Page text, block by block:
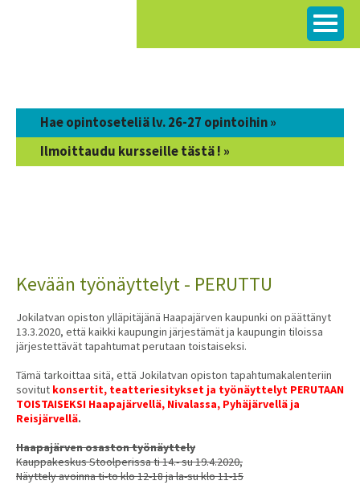
Hae opintoseteliä lv. 26-27 opintoihin »
Ilmoittaudu kursseille tästä ! »
Kevään työnäyttelyt - PERUTTU
Jokilatvan opiston ylläpitäjänä Haapajärven kaupunki on päättänyt
13.3.2020, että kaikki kaupungin järjestämät ja kaupungin tiloissa
järjestettävät tapahtumat perutaan toistaiseksi.
Tämä tarkoittaa sitä, että Jokilatvan opiston tapahtumakalenteriin
sovitut konsertit, teatteriesitykset ja työnäyttelyt PERUTAAN
TOISTAISEKSI Haapajärvellä, Nivalassa, Pyhäjärvellä ja
Reisjärvellä.
Haapajärven osaston työnäyttely
Kauppakeskus Stoolperissa ti 14.- su 19.4.2020,
Näyttely avoinna ti-to klo 12-18 ja la-su klo 11-15